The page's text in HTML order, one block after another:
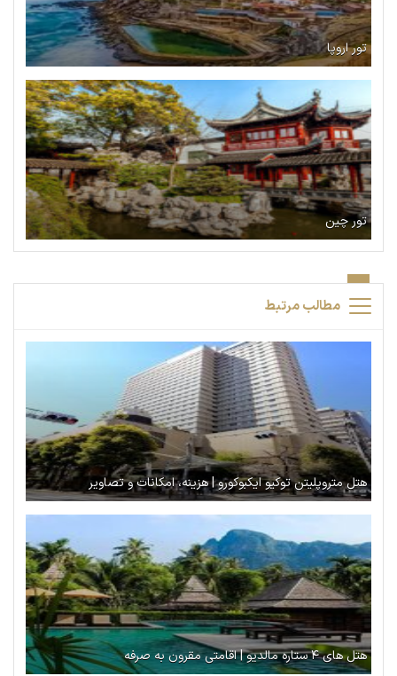
تور اروپا
تور چین
مطالب مرتبط
هتل متروپلیتن توکیو ایکبوکورو | هزینه، امکانات و تصاویر
هتل های ۴ ستاره مالدیو | اقامتی مقرون به صرفه